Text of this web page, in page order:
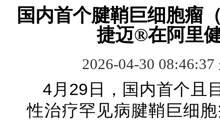
国内首个腱鞘巨细胞瘤
捷迈®在阿里
2026-04-30
​4月29日，国内首个且
性治疗罕见病腱鞘巨细